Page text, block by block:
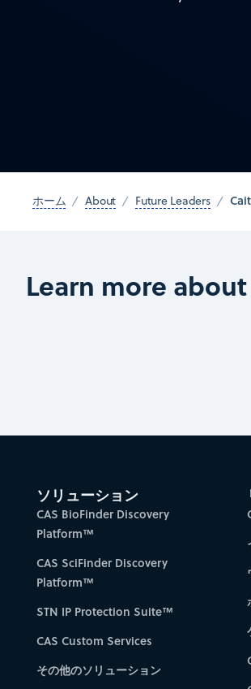
ホーム About Future Leaders
Learn more
ソリューション
CAS BioFinder Discovery
Platform™
CAS SciFinder Discovery
Platform™
STN IP Protection Suite™
CAS Custom Services
その他のソリューション